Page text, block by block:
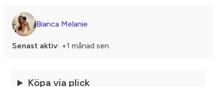
Bianca Melanie
Senast aktiv: +1 månad sen
Köpa via plick